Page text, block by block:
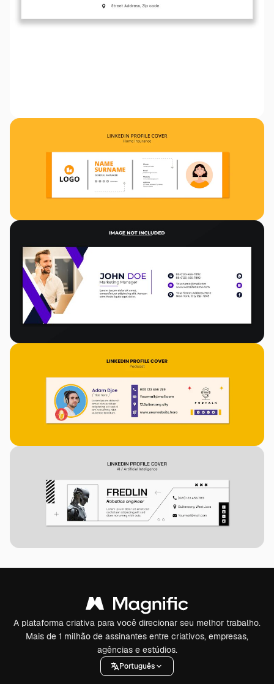
A plataforma criativa para você direcionar seu melhor trabalho.
Mais de 1 milhão de assinantes entre criativos, empresas,
agências e estúdios.
Português